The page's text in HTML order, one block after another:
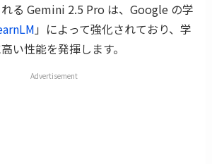
る Gemini 2.5 Pro は、Google の学
」によって強化されており、学
い性能を発揮します。
Advertisement